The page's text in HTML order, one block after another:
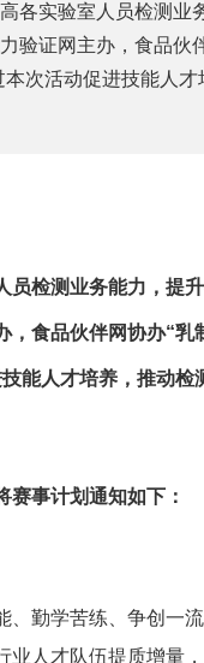
各实验室人员检测
验证网主办，食品
次活动促进技能人
员检测业务能力，提
，食品伙伴网协办“
能人才培养，推动
赛事计划通知如下：
、勤学苦练、争创一
业人才队伍提质增量